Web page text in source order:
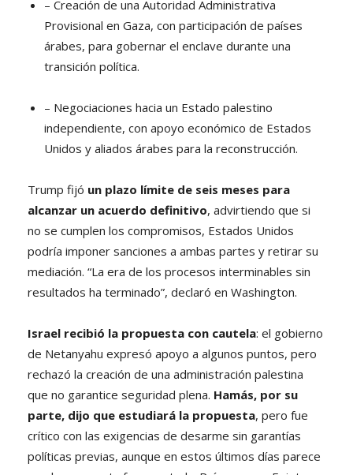
– Creación de una Autoridad Administrativa
Provisional en Gaza, con participación de países
árabes, para gobernar el enclave durante una
transición política.
– Negociaciones hacia un Estado palestino
independiente, con apoyo económico de Estados
Unidos y aliados árabes para la reconstrucción.
Trump fijó un plazo límite de seis meses para
alcanzar un acuerdo definitivo, advirtiendo que si
no se cumplen los compromisos, Estados Unidos
podría imponer sanciones a ambas partes y retirar su
mediación. “La era de los procesos interminables sin
resultados ha terminado”, declaró en Washington.
Israel recibió la propuesta con cautela: el gobierno
de Netanyahu expresó apoyo a algunos puntos, pero
rechazó la creación de una administración palestina
que no garantice seguridad plena. Hamás, por su
parte, dijo que estudiará la propuesta, pero fue
crítico con las exigencias de desarme sin garantías
políticas previas, aunque en estos últimos días parece